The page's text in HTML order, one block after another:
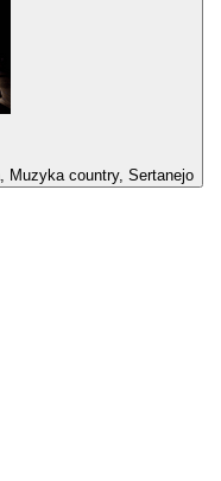
Muzyka country, Sertanejo